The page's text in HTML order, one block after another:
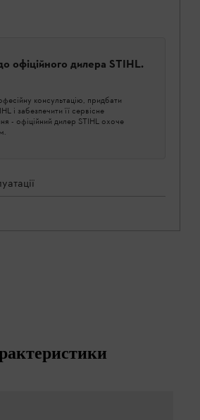
офіційного дилера STIHL.
консультацію, придбати
і забезпечити її сервісне
- офіційний дилер STIHL охоче